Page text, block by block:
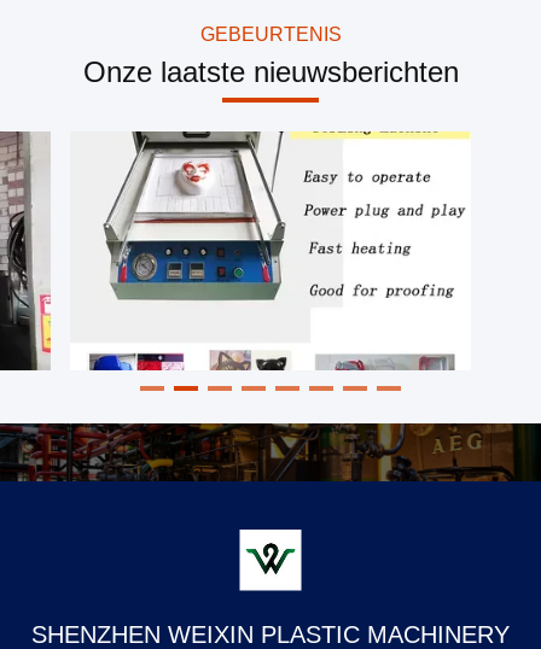
GEBEURTENIS
Onze laatste nieuwsberichten
SHENZHEN WEIXIN PLASTIC MACHINERY